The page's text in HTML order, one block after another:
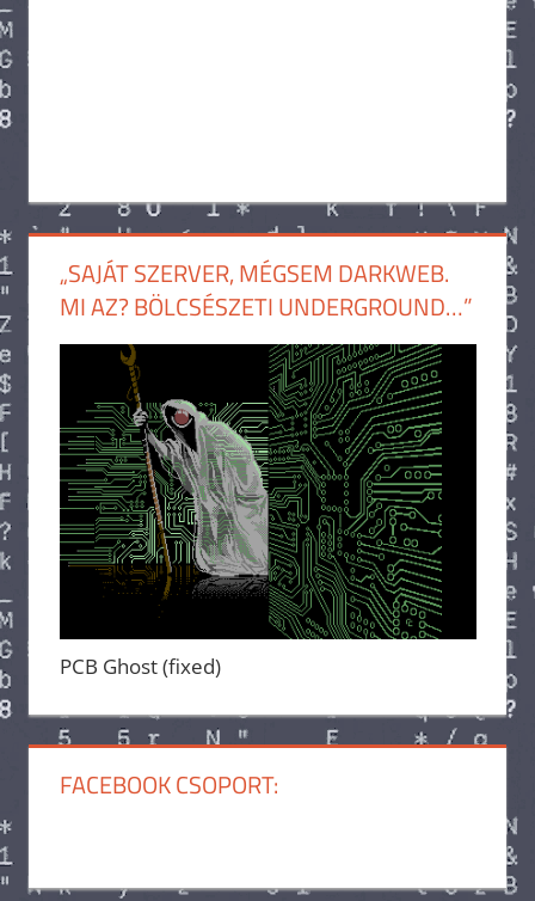
„SAJÁT SZERVER, MÉGSEM DARKWEB.
MI AZ? BÖLCSÉSZETI UNDERGROUND…”
PCB Ghost (fixed)
FACEBOOK CSOPORT: